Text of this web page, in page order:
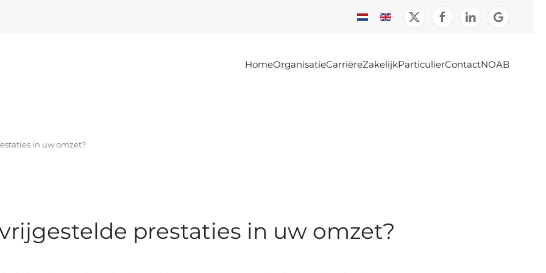
HomeOrganisatieCarrièreZakelijkParticulierContactNOAB
in uw omzet?
prestaties in uw omzet?